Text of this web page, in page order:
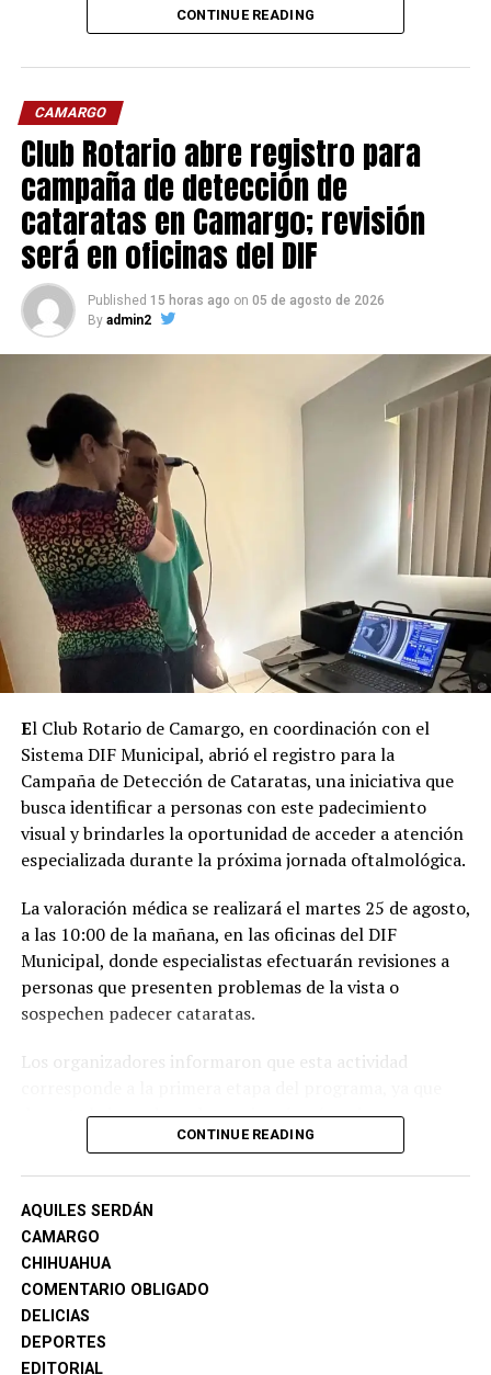
CONTINUE READING
CAMARGO
Club Rotario abre registro para
campaña de detección de
cataratas en Camargo; revisión
será en oficinas del DIF
Published 15 horas ago on 05 de agosto de 2026
By admin2
El Club Rotario de Camargo, en coordinación con el
Sistema DIF Municipal, abrió el registro para la
Campaña de Detección de Cataratas, una iniciativa que
busca identificar a personas con este padecimiento
visual y brindarles la oportunidad de acceder a atención
especializada durante la próxima jornada oftalmológica.
La valoración médica se realizará el martes 25 de agosto,
a las 10:00 de la mañana, en las oficinas del DIF
Municipal, donde especialistas efectuarán revisiones a
personas que presenten problemas de la vista o
sospechen padecer cataratas.
Los organizadores informaron que esta actividad
durante la jornada se determinará qué pacientes son
candidatos para continuar con el proceso de atención y
El Club Rotario hizo un llamado a la población
interesada para que realice su inscripción con
anticipación en las oficinas del DIF Municipal, ya que el
registro deberá efectuarse antes de la fecha establecida.
Como parte de los requisitos, los solicitantes deberán
presentar una carta de no afiliación al IMSS e ISSSTE,
CONTINUE READING
AQUILES SERDÁN
CAMARGO
CHIHUAHUA
COMENTARIO OBLIGADO
DELICIAS
DEPORTES
EDITORIAL